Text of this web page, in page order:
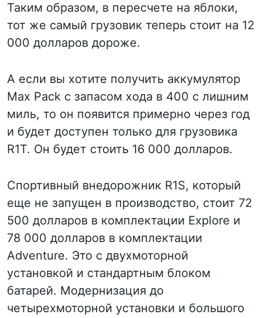
Таким образом, в пересчете на яблоки,
тот же самый грузовик теперь стоит на 12
000 долларов дороже.
А если вы хотите получить аккумулятор
Max Pack с запасом хода в 400 с лишним
миль, то он появится примерно через год
и будет доступен только для грузовика
R1T. Он будет стоить 16 000 долларов.
Спортивный внедорожник R1S, который
еще не запущен в производство, стоит 72
500 долларов в комплектации Explore и
78 000 долларов в комплектации
Adventure. Это с двухмоторной
установкой и стандартным блоком
батарей. Модернизация до
четырехмоторной установки и большого